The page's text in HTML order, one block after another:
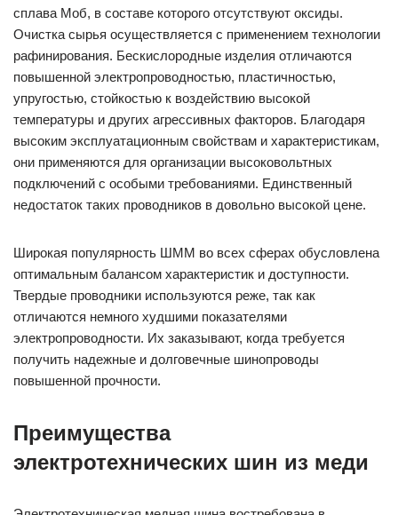
сплава Моб, в составе которого отсутствуют оксиды.
Очистка сырья осуществляется с применением технологии
рафинирования. Бескислородные изделия отличаются
повышенной электропроводностью, пластичностью,
упругостью, стойкостью к воздействию высокой
температуры и других агрессивных факторов. Благодаря
высоким эксплуатационным свойствам и характеристикам,
они применяются для организации высоковольтных
подключений с особыми требованиями. Единственный
недостаток таких проводников в довольно высокой цене.
Широкая популярность ШММ во всех сферах обусловлена
оптимальным балансом характеристик и доступности.
Твердые проводники используются реже, так как
отличаются немного худшими показателями
электропроводности. Их заказывают, когда требуется
получить надежные и долговечные шинопроводы
повышенной прочности.
Преимущества
электротехнических шин из меди